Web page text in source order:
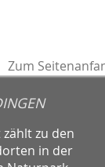
Zum
zu den
in der